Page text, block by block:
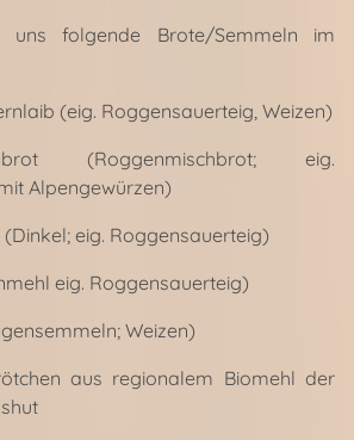
uns folgende Brote/Semmeln im
(eig. Roggensauerteig, Weizen)
(Roggenmischbrot; eig.
Alpengewürzen)
eig. Roggensauerteig)
eig. Roggensauerteig)
Weizen)
aus regionalem Biomehl der